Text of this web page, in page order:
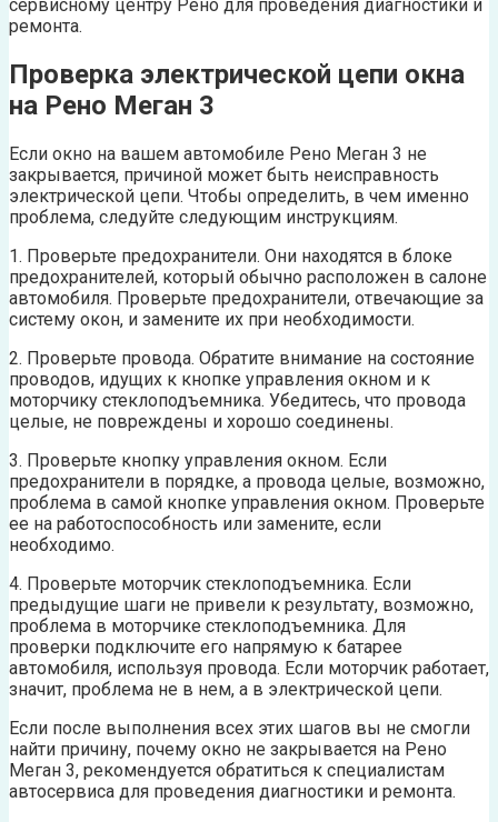
сервисному центру Рено для проведения диагностики и
ремонта.
Проверка электрической цепи окна
на Рено Меган 3
Если окно на вашем автомобиле Рено Меган 3 не
закрывается, причиной может быть неисправность
электрической цепи. Чтобы определить, в чем именно
проблема, следуйте следующим инструкциям.
1. Проверьте предохранители. Они находятся в блоке
предохранителей, который обычно расположен в салоне
автомобиля. Проверьте предохранители, отвечающие за
систему окон, и замените их при необходимости.
2. Проверьте провода. Обратите внимание на состояние
проводов, идущих к кнопке управления окном и к
моторчику стеклоподъемника. Убедитесь, что провода
целые, не повреждены и хорошо соединены.
3. Проверьте кнопку управления окном. Если
предохранители в порядке, а провода целые, возможно,
проблема в самой кнопке управления окном. Проверьте
ее на работоспособность или замените, если
необходимо.
4. Проверьте моторчик стеклоподъемника. Если
предыдущие шаги не привели к результату, возможно,
проблема в моторчике стеклоподъемника. Для
проверки подключите его напрямую к батарее
автомобиля, используя провода. Если моторчик работает,
значит, проблема не в нем, а в электрической цепи.
Если после выполнения всех этих шагов вы не смогли
найти причину, почему окно не закрывается на Рено
Меган 3, рекомендуется обратиться к специалистам
автосервиса для проведения диагностики и ремонта.